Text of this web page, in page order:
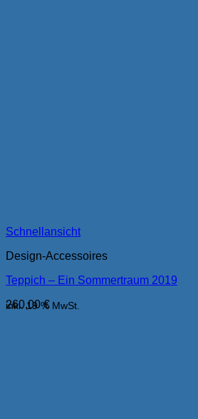
Schnellansicht
Design-Accessoires
Teppich – Ein Sommertraum 2019
260,00€
inkl. 19 % MwSt.